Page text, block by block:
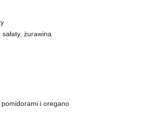
żurawina
i oregano